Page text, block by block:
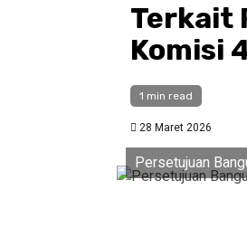
Terkait
Komisi
1 min read
28 Maret 2026
Persetujuan